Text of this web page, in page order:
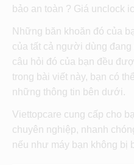
bảo an toàn ? Giá unclock
Những băn khoăn đó của
của tất cả người dùng
câu hỏi đó của bạn đều
trong bài viết này, bạn có
những thông tin bên dưới.
Viettopcare cung cấp cho
chuyên nghiệp, nhanh
nếu như máy bạn không bị